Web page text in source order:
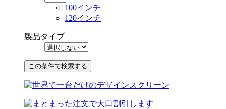
100インチ
120インチ
製品タイプ